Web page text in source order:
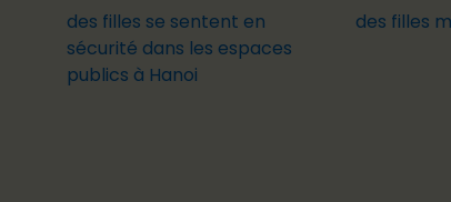
des filles se sentent en
sécurité dans les espaces
publics à Hanoi
des filles